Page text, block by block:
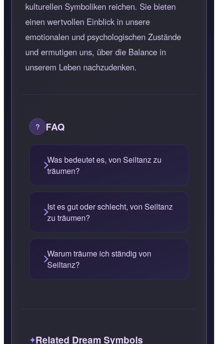
kulturellen Symboliken reichen. Sie bieten
einen wertvollen Einblick in unsere
emotionalen und psychologischen Zustände
und ermutigen uns, über die Balance in
unserem Leben nachzudenken.
FAQ
Was bedeutet es, von Seiltanz zu
träumen?
Ist es gut oder schlecht, von Seiltanz
zu träumen?
Warum träume ich ständig von
Seiltanz?
Related Dream Symbols